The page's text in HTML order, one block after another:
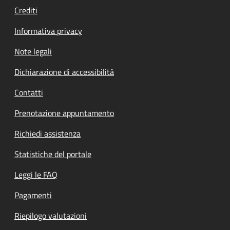
Crediti
Informativa privacy
Note legali
Dichiarazione di accessibilità
Contatti
Prenotazione appuntamento
Richiedi assistenza
Statistiche del portale
Leggi le FAQ
Pagamenti
Riepilogo valutazioni